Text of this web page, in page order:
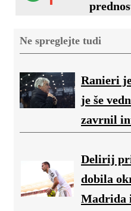
Ne spreglejte tudi
Ranieri
je še
zavrnil
Delirij
dobila
Madrida